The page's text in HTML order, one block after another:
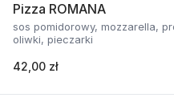
Pizza ROMANA
sos pomidorowy, mozzarella,
oliwki, pieczarki
42,00 zł